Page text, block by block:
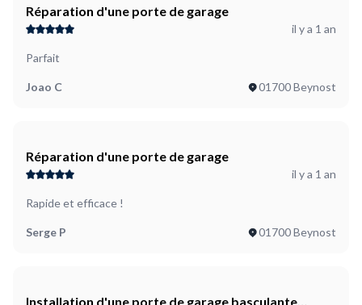
Réparation d'une porte de garage
il y a 1 an
Parfait
Joao C 01700 Beynost
Réparation d'une porte de garage
il y a 1 an
Rapide et efficace !
Serge P 01700 Beynost
Installation d'une porte de garage basculante